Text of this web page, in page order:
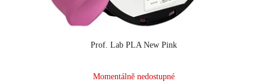
Prof. Lab PLA New Pink
Momentálně nedostupné